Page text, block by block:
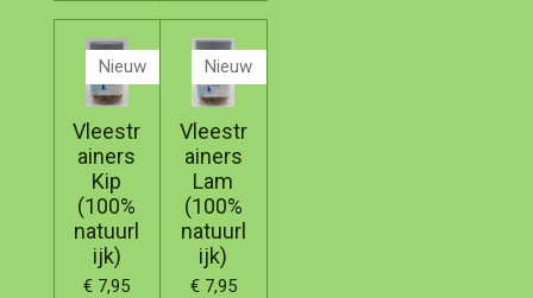
Nieuw
Vleestr
ainers
Kip
(100%
natuurl
ijk)
€ 7,95
Nieuw
Vleestr
ainers
Lam
(100%
natuurl
ijk)
€ 7,95